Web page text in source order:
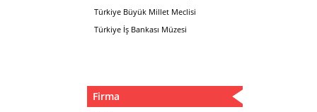
Türkiye Büyük Millet Meclisi
Türkiye İş Bankası Müzesi
Firma